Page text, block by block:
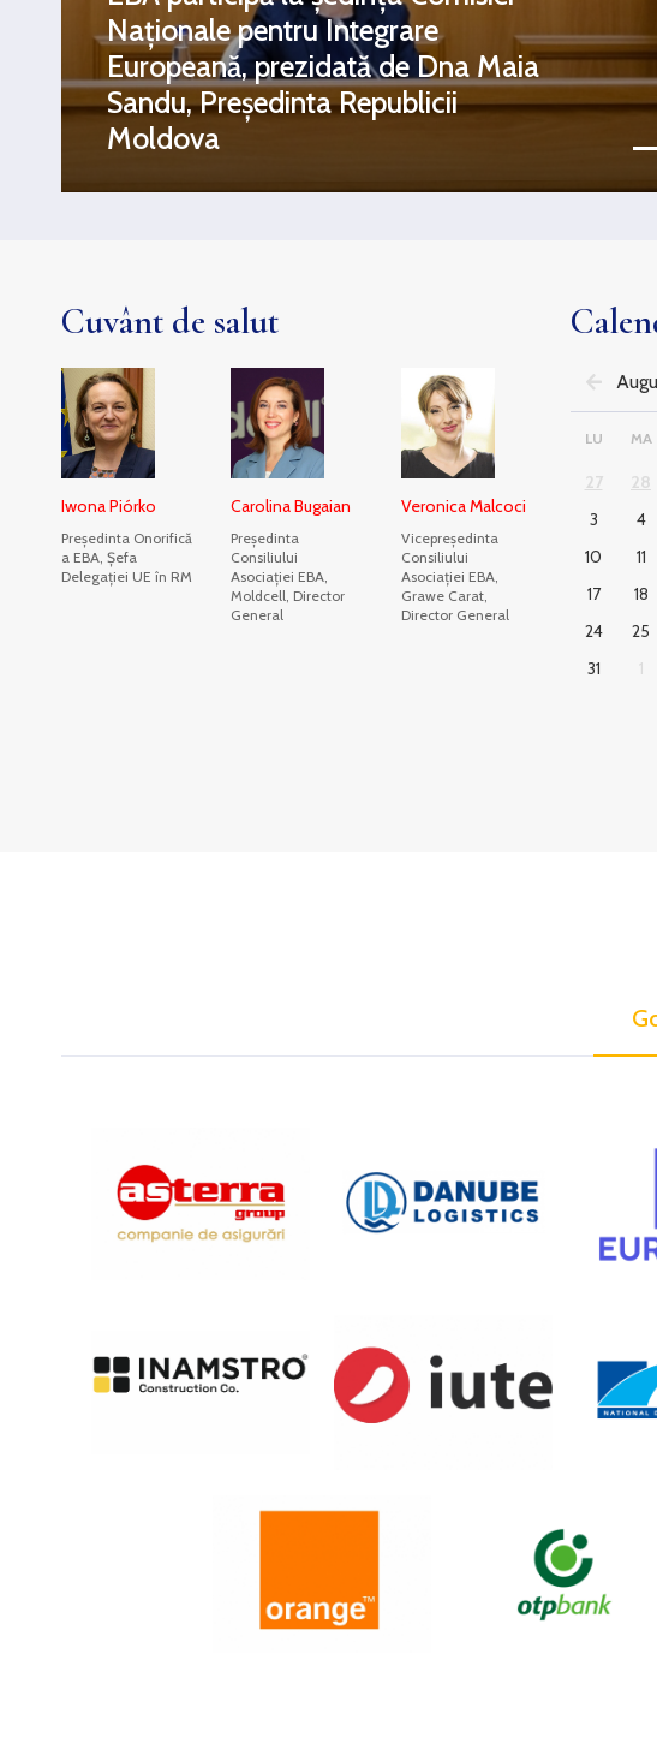
Naționale pentru Integrare
Europeană, prezidată de Dna Maia
Sandu, Președinta Republicii
Moldova
Cuvânt de salut
Iwona Piórko
Președinta Onorifică
a EBA, Șefa
Delegației UE în RM
Carolina Bugaian
Președinta
Consiliului
Asociației EBA,
Moldcell, Director
General
Veronica Malcoci
Vicepreședinta
Consiliului
Asociației EBA,
Grawe Carat,
Director General
LU MA
27 28
3
4
10
11
17
18
24
25
31
1